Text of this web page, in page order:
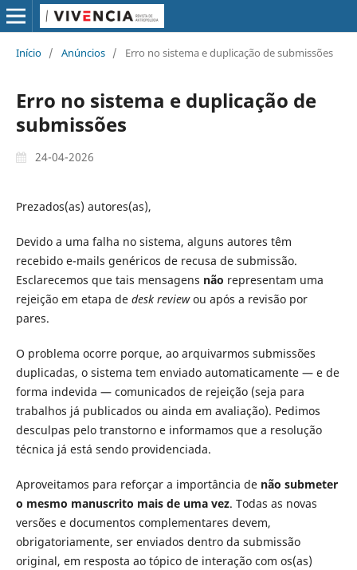
Início / Anúncios / Erro no sistema e duplicação de submissões
Erro no sistema e duplicação de
submissões
24-04-2026
Prezados(as) autores(as),
Devido a uma falha no sistema, alguns autores têm
recebido e-mails genéricos de recusa de submissão.
Esclarecemos que tais mensagens não representam uma
rejeição em etapa de desk reviewou após a revisão por
pares.
O problema ocorre porque, ao arquivarmos submissões
duplicadas, o sistema tem enviado automaticamente — e de
forma indevida — comunicados de rejeição (seja para
trabalhos já publicados ou ainda em avaliação). Pedimos
desculpas pelo transtorno e informamos que a resolução
técnica já está sendo providenciada.
Aproveitamos para reforçar a importância de não submeter
o mesmo manuscrito mais de uma vez. Todas as novas
versões e documentos complementares devem,
obrigatoriamente, ser enviados dentro da submissão
original, em resposta ao tópico de interação com os(as)